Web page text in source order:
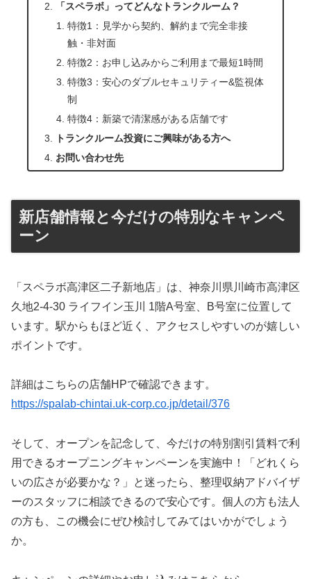
「スペラボ」ってどんなトランクルーム？
特徴1：見学から契約、解約まで完全非接
触・非対面
特徴2：お申し込みからご利用まで最短1時間
特徴3：安心のダブルセキュリティー&監視体
制
特徴4：新築で清潔感がある店舗です
トランクルーム投資にご興味がある方へ
お問い合わせ先
新店舗情報と今だけの特別なキャンペ
ーン
「スペラボ高津区二子新地店」は、神奈川県川崎市高津区
久地2-4-30 ライフイン玉川 1階A号室、B号室に位置して
います。駅からもほど近く、アクセスしやすいのが嬉しい
ポイントです。
詳細はこちらの店舗HPで確認できます。
https://spalab-chintai.uk-corp.co.jp/detail/376
そして、オープンを記念して、今だけの特別割引賃料で利
用できるオープニングキャンペーンを実施中！「どれくら
いの広さが必要かな？」と迷ったら、整理収納アドバイザ
ーのスタッフに相談できるので安心です。個人の方も法人
の方も、この機会にぜひ検討してみてはいかがでしょう
か。